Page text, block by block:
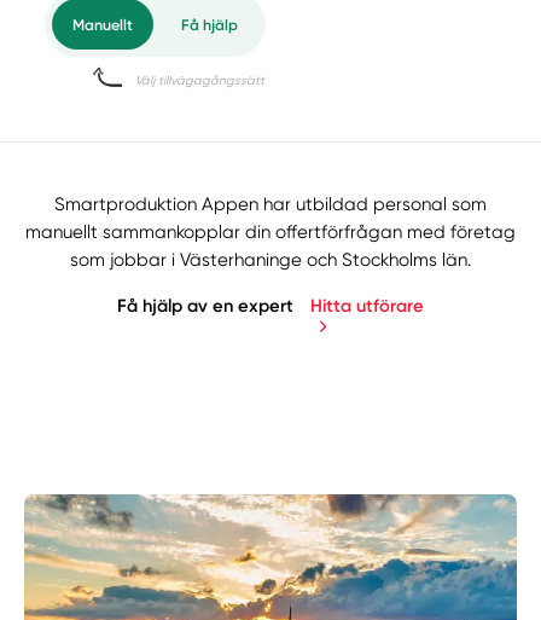
Manuellt Få hjälp
Välj tillvägagångssätt
Smartproduktion Appen har utbildad personal som
manuellt sammankopplar din offertförfrågan med företag
som jobbar i Västerhaninge och Stockholms län.
Få hjälp av en expert Hitta utförare